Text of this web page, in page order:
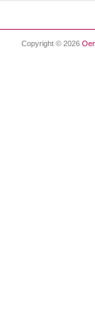
Copyright © 2026